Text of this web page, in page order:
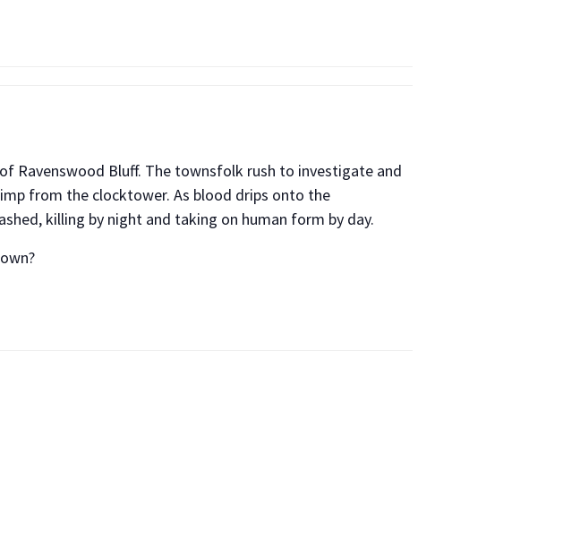
Ravenswood Bluff. The townsfolk rush to investigate and
from the clocktower. As blood drips onto the
killing by night and taking on human form by day.